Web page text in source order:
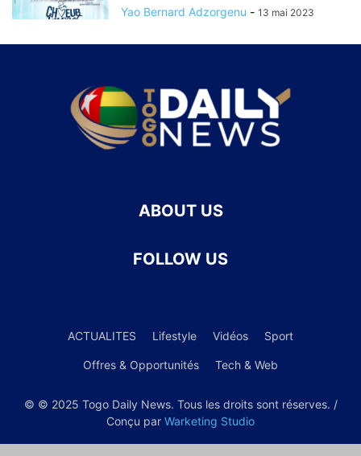
Yao Bernard Adzorgenu - 13 mai 2023
ABOUT US
FOLLOW US
ACTUALITES Lifestyle Vidéos Sport
Offres & Opportunités Tech & Web
© © 2025 Togo Daily News. Tous les droits sont réserves. /
Conçu par Warketing Studio